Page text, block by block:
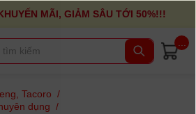
MÃI, GIẢM SÂU TỚI 50%!!!
Tacoro /
dụng /